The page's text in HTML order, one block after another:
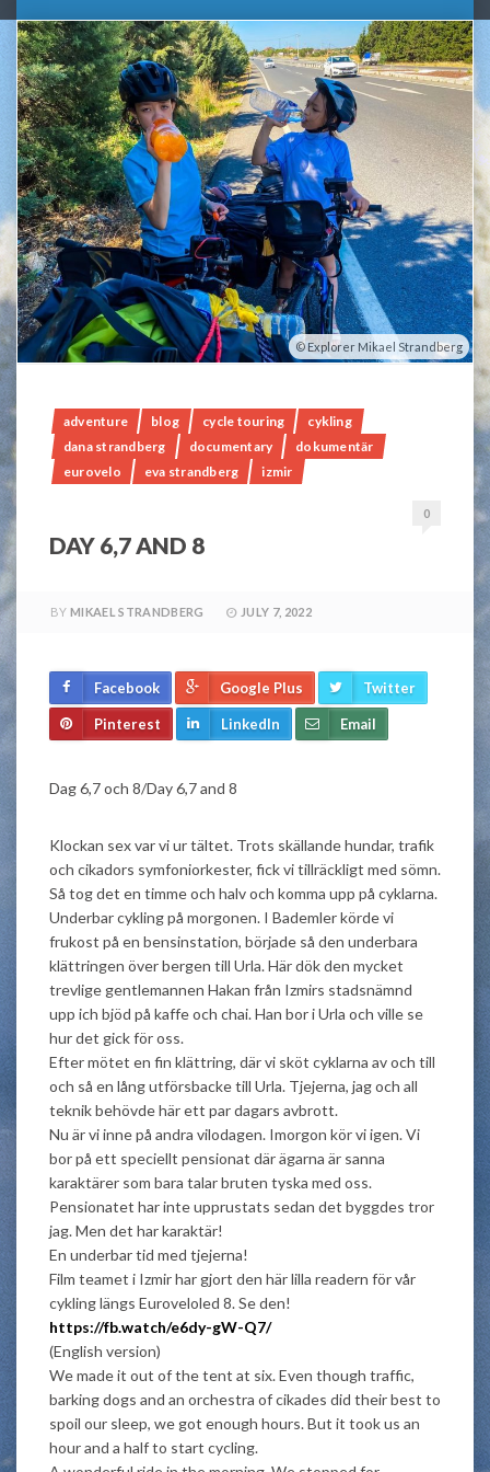
Explorer Mikael Strandberg
adventure blog cycle touring
cykling
dana strandberg
documentary
dokumentär
eurovelo
eva strandberg izmir
0
DAY 6,7 AND 8
BY MIKAEL STRANDBERG JULY 7, 2022
Facebook Google Plus Twitter
Pinterest LinkedIn Email
Dag 6,7 och 8/Day 6,7 and 8
Klockan sex var vi ur tältet. Trots skällande hundar, trafik
och cikadors symfoniorkester, fick vi tillräckligt med sömn.
Så tog det en timme och halv och komma upp på cyklarna.
Underbar cykling på morgonen. I Bademler körde vi
frukost på en bensinstation, började så den underbara
klättringen över bergen till Urla. Här dök den mycket
trevlige gentlemannen Hakan från Izmirs stadsnämnd
upp ich bjöd på kaffe och chai. Han bor i Urla och ville se
hur det gick för oss.
Efter mötet en fin klättring, där vi sköt cyklarna av och till
och så en lång utförsbacke till Urla. Tjejerna, jag och all
teknik behövde här ett par dagars avbrott.
Nu är vi inne på andra vilodagen. Imorgon kör vi igen. Vi
bor på ett speciellt pensionat där ägarna är sanna
karaktärer som bara talar bruten tyska med oss.
Pensionatet har inte upprustats sedan det byggdes tror
jag. Men det har karaktär!
En underbar tid med tjejerna!
Film teamet i Izmir har gjort den här lilla readern för vår
cykling längs Euroveloled 8. Se den!
https://fb.watch/e6dy-gW-Q7/
(English version)
We made it out of the tent at six. Even though traffic,
barking dogs and an orchestra of cikades did their best to
spoil our sleep, we got enough hours. But it took us an
hour and a half to start cycling.